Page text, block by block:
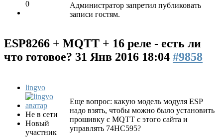
0
Администратор запретил публиковать
записи гостям.
ESP8266 + MQTT + 16 реле - есть ли
что готовое? 31 Янв 2016 18:04 #9858
lingvo
Не в сети
Новый
участник
Еще вопрос: какую модель модуля ESP
надо взять, чтобы можно было установить
прошивку с MQTT с этого сайта и
управлять 74HC595?